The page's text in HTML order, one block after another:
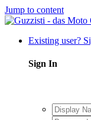
Jump to content
Existing user?
Sign In